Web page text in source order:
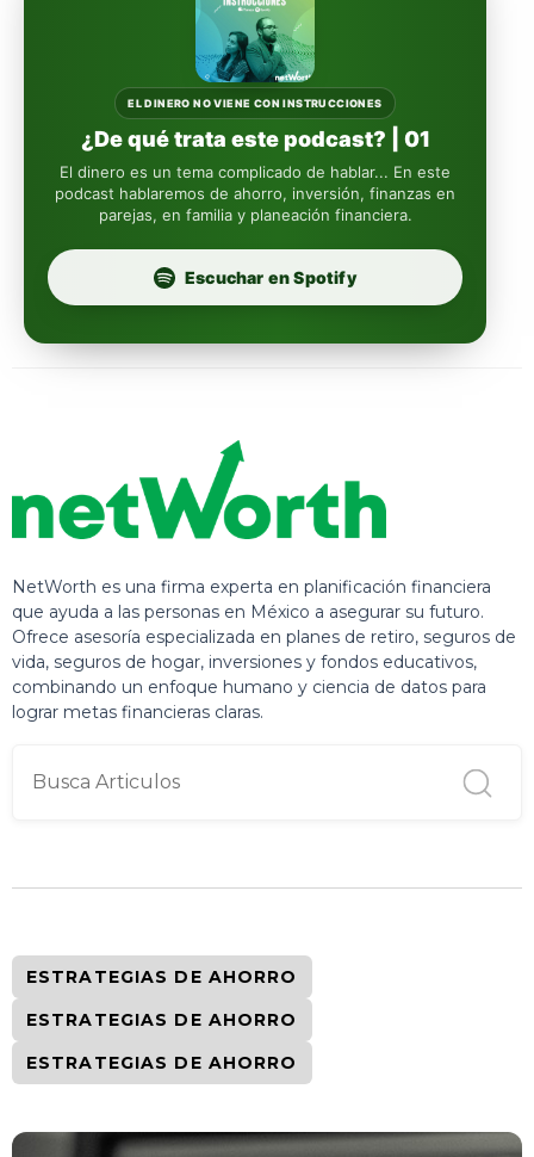
NetWorth es una firma experta en planificación financiera
que ayuda a las personas en México a asegurar su futuro.
Ofrece asesoría especializada en planes de retiro, seguros de
vida, seguros de hogar, inversiones y fondos educativos,
combinando un enfoque humano y ciencia de datos para
lograr metas financieras claras.
ESTRATEGIAS DE AHORRO
ESTRATEGIAS DE AHORRO
ESTRATEGIAS DE AHORRO
Principal
Sura
Insignia Life
Profuturo
EL DINERO NO VIENE CON INSTRUCCIONES
¿De qué trata este podcast? | 01
El dinero es un tema complicado de hablar... En este
podcast hablaremos de ahorro, inversión, finanzas en
parejas, en familia y planeación financiera.
Escuchar en Spotify